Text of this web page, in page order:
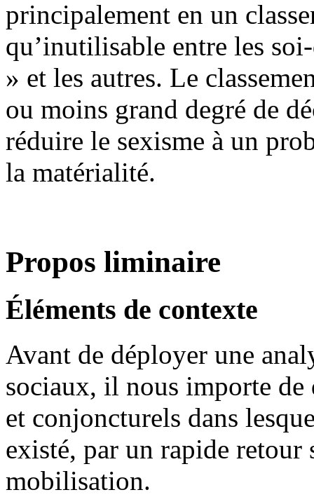
principalement en un
qu’inutilisable entre les
» et les autres. Le
ou moins grand degré de
réduire le sexisme à un
la matérialité.
Propos liminaire
Éléments de contexte
Avant de déployer une
sociaux, il nous importe de
et conjoncturels dans
existé, par un rapide retour
mobilisation.